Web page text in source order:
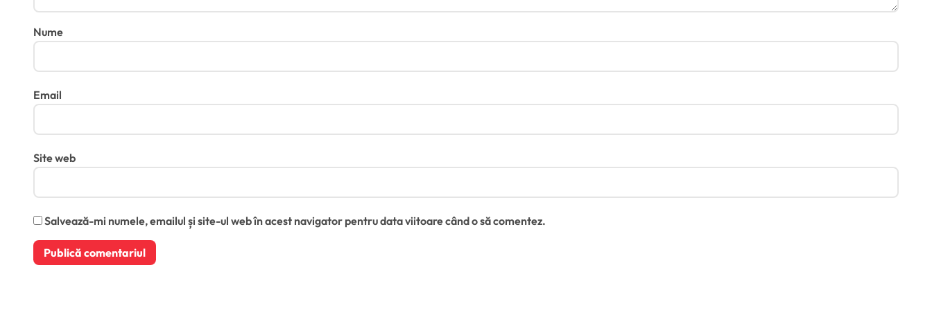
Nume
Email
Site web
Salvează-mi numele, emailul și site-ul web în acest navigator pentru data viitoare când o să comentez.